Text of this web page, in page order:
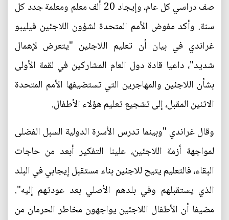
صف دراسي كل عام، وإيجاد 20 ألف معلم ومعلمة جدد كل
سنة. وأكد مفوض الأمم المتحدة لشؤون اللاجئين فيليبو
غراندي في بيان أن تعليم اللاجئين "يتعرض لإهمال
شديد"، داعيا قادة دول العام المشاركين في لقمة الأولى
بشأن اللاجئين والمهاجرين التي تستضيفها الأمم المتحدة
الاثنين المقبل، إلى تشجيع تعليم هؤلاء الأطفال.
وقال غراندي "وبينما تدرس الأسرة الدولية السبل الفضلى
لمواجهة أزمة اللاجئين، علينا التفكير أبعد من حاجات
البقاء، فالتعليم يتيح للاجئين بناء مستقبل إيجابي في البلد
الذي يستقبلهم وفي بلدهم الأصلي بعد عودتهم إليه".
مضيفا أن الأطفال اللاجئين يواجهون مخاطر الحرمان من